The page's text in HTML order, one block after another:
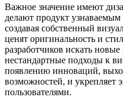
Важное значение имеют
делают продукт
создавая собственный
ценят оригинальность и
разработчиков искать
нестандартные подходы к
появлению инноваций,
возможностей, и укрепляет
пользователями.